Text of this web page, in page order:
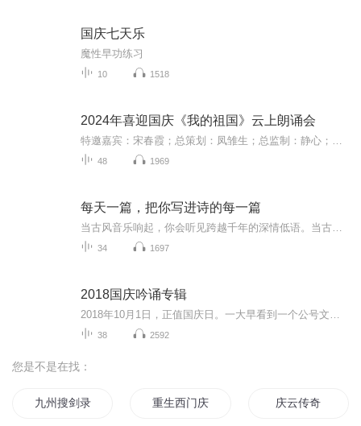
国庆七天乐
魔性早功练习
10 1518
2024年喜迎国庆《我的祖国》云上朗诵会
48 1969
每天一篇，把你写进诗的每一篇
34 1697
2018国庆吟诵专辑
38 2592
您是不是在找：
九州搜剑录 重生西门庆 庆云传奇